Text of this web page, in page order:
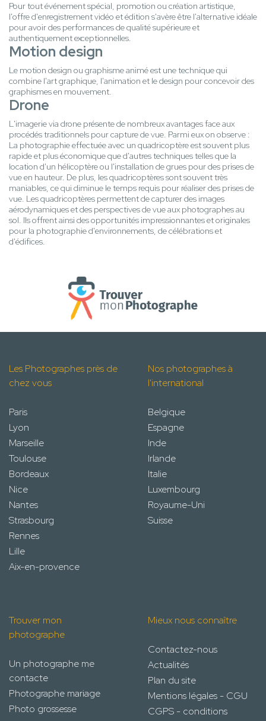
Pour tout événement spécial, promotion ou création artistique,
l'offre d'enregistrement vidéo et édition s'avère être l'alternative idéale
pour avoir des performances de qualité supérieure et
authentiquement exceptionnelles.
Motion design
Le motion design ou graphisme animé est une technique qui
combine l'art graphique, l'animation et le design pour concevoir des
graphismes en mouvement.
Drone
L'imagerie via drone présente de nombreux avantages face aux
procédés traditionnels pour capture de vue. Parmi eux on observe :
La photographie effectuée avec un quadricoptère est souvent plus
rapide et plus économique que d'autres techniques telles que la
location d'un hélicoptère ou l'installation de grues pour des prises de
vue en hauteur. De plus, les quadricoptères sont souvent très
maniables, ce qui diminue le temps requis pour réaliser des prises de
vue. Les quadricoptères permettent de capturer des images
aérodynamiques et des perspectives de vue aux photographes au
sol. Ils offrent ainsi des opportunités impressionnantes et originales
pour la photographie d'environnements, de célébrations et
d'édifices.
Les Photographes près de
chez vous
Paris
Lyon
Marseille
Toulouse
Bordeaux
Nice
Nantes
Strasbourg
Rennes
Lille
Aix-en-provence
Nos photographes à
l'international
Belgique
Espagne
Inde
Irlande
Italie
Luxembourg
Royaume-Uni
Suisse
Trouver mon
photographe
Un photographe me
contacte
Photographe mariage
Photo grossesse
Mieux nous connaître
Contactez-nous
Actualités
Plan du site
Mentions légales - CGU
CGPS - conditions